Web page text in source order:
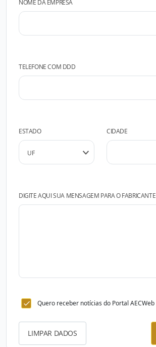
NOME DA EMPRESA
TELEFONE COM DDD
ESTADO CIDADE
DIGITE AQUI SUA MENSAGEM PARA O FABRICANTE
Quero receber notícias do Portal AECWeb
LIMPAR DADOS